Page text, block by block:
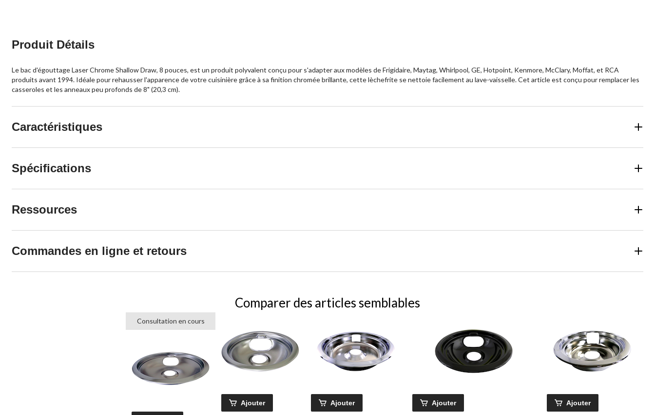
Produit Détails
Le bac d'égouttage Laser Chrome Shallow Draw, 8 pouces, est un produit polyvalent conçu pour s'adapter aux modèles de Frigidaire, Maytag, Whirlpool, GE, Hotpoint, Kenmore, McClary, Moffat, et RCA
produits avant 1994. Idéale pour rehausser l'apparence de votre cuisinière grâce à sa finition chromée brillante, cette lèchefrite se nettoie facilement au lave-vaisselle. Cet article est conçu pour remplacer les
casseroles et les anneaux peu profonds de 8" (20,3 cm).
Caractéristiques
Spécifications
Ressources
Commandes en ligne et retours
Comparer des articles semblables
Consultation en cours
Ajouter Ajouter Ajouter Ajouter